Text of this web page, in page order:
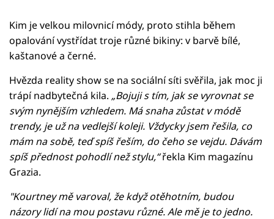
Kim je velkou milovnicí módy, proto stihla během
opalování vystřídat troje různé bikiny: v barvě bílé,
kaštanové a černé.
Hvězda reality show se na sociální síti svěřila, jak moc ji
trápí nadbytečná kila. „Bojuji s tím, jak se vyrovnat se
svým nynějším vzhledem. Má snaha zůstat v módě
trendy, je už na vedlejší koleji. Vždycky jsem řešila, co
mám na sobě, teď spíš řeším, do čeho se vejdu. Dávám
spíš přednost pohodlí než stylu,“řekla Kim magazínu
Grazia.
"Kourtney mě varoval, že když otěhotním, budou
názory lidí na mou postavu různé. Ale mě je to jedno.